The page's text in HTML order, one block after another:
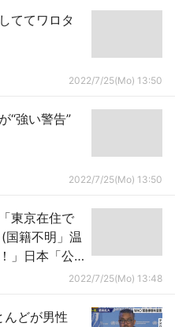
ててワロタ
2022/7/25(Mo) 13:50
“強い警告”
2022/7/25(Mo) 13:50
東京在住で
国籍不明」温
」日本「公
事例あり」2022/7/25(Mo) 13:48
んどが男性